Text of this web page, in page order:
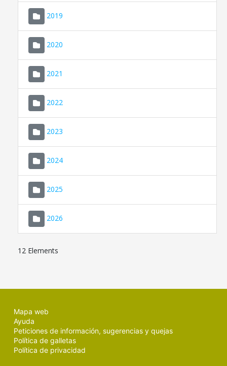
2019
2020
2021
2022
2023
2024
2025
2026
12 Elements
Mapa web
Ayuda
Peticiones de información, sugerencias y quejas
Política de galletas
Política de privacidad